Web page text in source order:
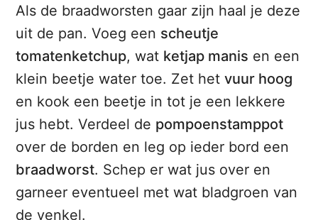
Als de braadworsten gaar zijn haal je deze
uit de pan. Voeg een scheutje
tomatenketchup, wat ketjap manis en een
klein beetje water toe. Zet hetvuur hoog
en kook een beetje in tot je een lekkere
jus hebt. Verdeel de pompoenstamppot
over de borden en leg op ieder bord een
braadworst. Schep er wat jus over en
garneer eventueel met wat bladgroen van
de venkel.